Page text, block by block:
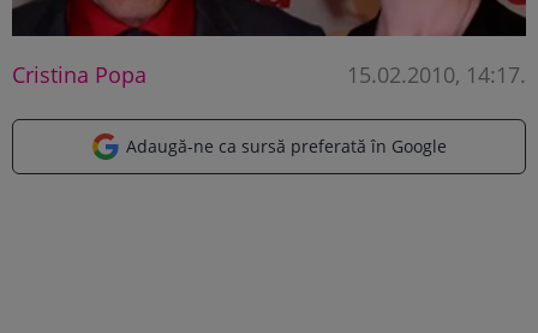
Cristina Popa 15.02.2010, 14:17.
Adaugă-ne ca sursă preferată în Google